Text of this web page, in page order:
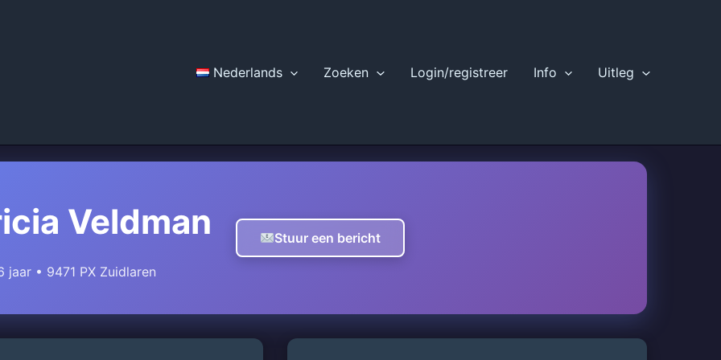
Nederlands Zoeken Login/registreer Info Uitleg
Veldman
jaar • 9471 PX Zuidlaren
Stuur een bericht